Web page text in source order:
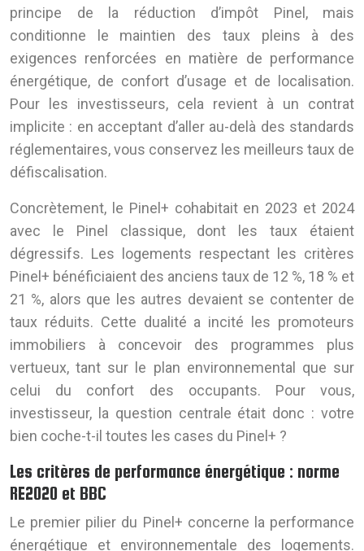
principe de la réduction d’impôt Pinel, mais
conditionne le maintien des taux pleins à des
exigences renforcées en matière de performance
énergétique, de confort d’usage et de localisation.
Pour les investisseurs, cela revient à un contrat
implicite : en acceptant d’aller au-delà des standards
réglementaires, vous conservez les meilleurs taux de
défiscalisation.
Concrètement, le Pinel+ cohabitait en 2023 et 2024
avec le Pinel classique, dont les taux étaient
dégressifs. Les logements respectant les critères
Pinel+ bénéficiaient des anciens taux de 12 %, 18 % et
21 %, alors que les autres devaient se contenter de
taux réduits. Cette dualité a incité les promoteurs
immobiliers à concevoir des programmes plus
vertueux, tant sur le plan environnemental que sur
celui du confort des occupants. Pour vous,
investisseur, la question centrale était donc : votre
bien coche-t-il toutes les cases du Pinel+ ?
Les critères de performance énergétique : norme
RE2020 et BBC
Le premier pilier du Pinel+ concerne la performance
énergétique et environnementale des logements.